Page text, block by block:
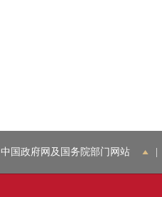
中国政府网及国务院部门网站